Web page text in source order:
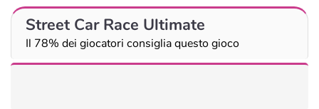
Street Car Race Ultimate
Il 78% dei giocatori consiglia questo gioco